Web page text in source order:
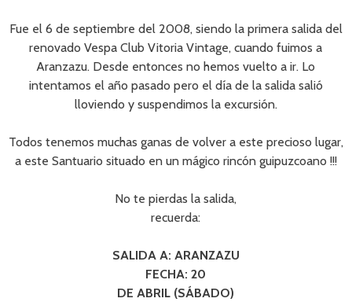
Fue el 6 de septiembre del 2008, siendo la primera salida del
renovado Vespa Club Vitoria Vintage, cuando fuimos a
Aranzazu. Desde entonces no hemos vuelto a ir. Lo
intentamos el año pasado pero el día de la salida salió
lloviendo y suspendimos la excursión.
Todos tenemos muchas ganas de volver a este precioso lugar,
a este Santuario situado en un mágico rincón guipuzcoano !!!
No te pierdas la salida,
recuerda:
SALIDA A: ARANZAZU
FECHA: 20
DE ABRIL (SÁBADO)